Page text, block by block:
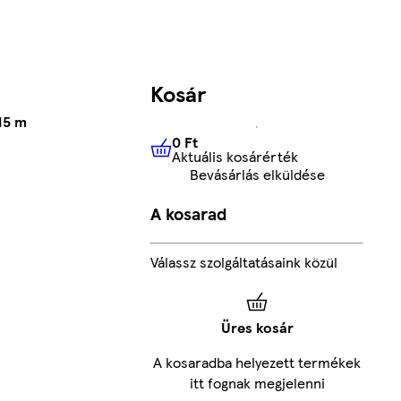
m
Kosár
0 FtAktuális kosárérték
0 Ft
Aktuális kosárérték
Bevásárlás elküldése
A kosarad
Válassz szolgáltatásaink közül
Üres kosár
A kosaradba helyezett termékek
itt fognak megjelenni